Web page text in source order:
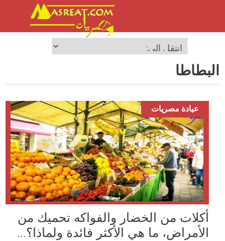
البطاطا
عيادة مصريات
أكلات من الخضار والفواكه تحميك من
الأمراض، ما هي الأكثر فائدة ولماذا؟...